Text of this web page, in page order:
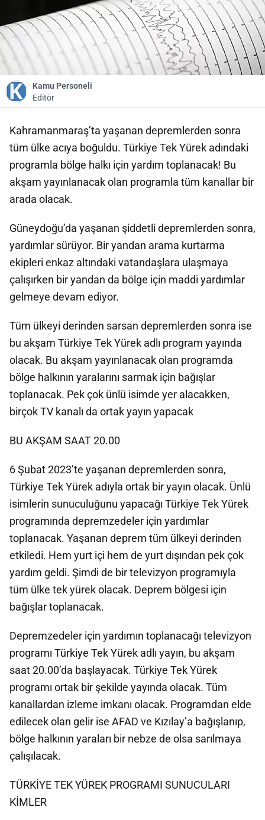
Kamu Personeli
Editör
Kahramanmaraş’ta yaşanan depremlerden sonra
tüm ülke acıya boğuldu. Türkiye Tek Yürek adındaki
programla bölge halkı için yardım toplanacak! Bu
akşam yayınlanacak olan programla tüm kanallar bir
arada olacak.
Güneydoğu’da yaşanan şiddetli depremlerden sonra,
yardımlar sürüyor. Bir yandan arama kurtarma
ekipleri enkaz altındaki vatandaşlara ulaşmaya
çalışırken bir yandan da bölge için maddi yardımlar
gelmeye devam ediyor.
Tüm ülkeyi derinden sarsan depremlerden sonra ise
bu akşam Türkiye Tek Yürek adlı program yayında
olacak. Bu akşam yayınlanacak olan programda
bölge halkının yaralarını sarmak için bağışlar
toplanacak. Pek çok ünlü isimde yer alacakken,
birçok TV kanalı da ortak yayın yapacak
BU AKŞAM SAAT 20.00
6 Şubat 2023’te yaşanan depremlerden sonra,
Türkiye Tek Yürek adıyla ortak bir yayın olacak. Ünlü
isimlerin sunuculuğunu yapacağı Türkiye Tek Yürek
programında depremzedeler için yardımlar
toplanacak. Yaşanan deprem tüm ülkeyi derinden
etkiledi. Hem yurt içi hem de yurt dışından pek çok
yardım geldi. Şimdi de bir televizyon programıyla
tüm ülke tek yürek olacak. Deprem bölgesi için
bağışlar toplanacak.
Depremzedeler için yardımın toplanacağı televizyon
programı Türkiye Tek Yürek adlı yayın, bu akşam
saat 20.00’da başlayacak. Türkiye Tek Yürek
programı ortak bir şekilde yayında olacak. Tüm
kanallardan izleme imkanı olacak. Programdan elde
edilecek olan gelir ise AFAD ve Kızılay’a bağışlanıp,
bölge halkının yaraları bir nebze de olsa sarılmaya
çalışılacak.
TÜRKİYE TEK YÜREK PROGRAMI SUNUCULARI
KİMLER